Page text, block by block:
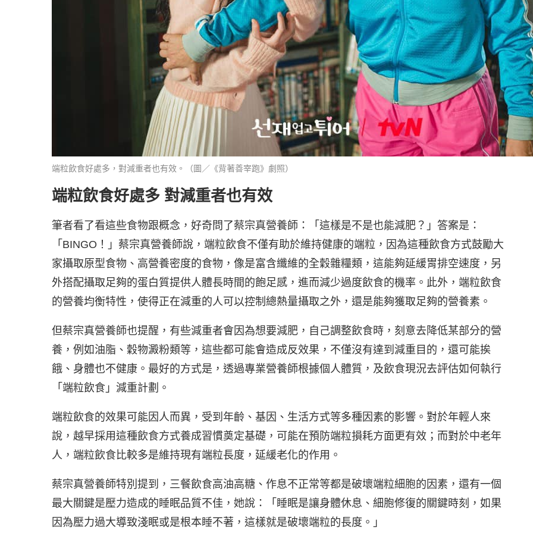
端粒飲食好處多，對減重者也有效。（圖／《背著善宰跑》劇照）
端粒飲食好處多 對減重者也有效
筆者看了看這些食物跟概念，好奇問了蔡宗真營養師：「這樣是不是也能減肥？」答案是：
「BINGO！」蔡宗真營養師說，端粒飲食不僅有助於維持健康的端粒，因為這種飲食方式鼓勵大
家攝取原型食物、高營養密度的食物，像是富含纖維的全穀雜糧類，這能夠延緩胃排空速度，另
外搭配攝取足夠的蛋白質提供人體長時間的飽足感，進而減少過度飲食的機率。此外，端粒飲食
的營養均衡特性，使得正在減重的人可以控制總熱量攝取之外，還是能夠獲取足夠的營養素。
但蔡宗真營養師也提醒，有些減重者會因為想要減肥，自己調整飲食時，刻意去降低某部分的營
養，例如油脂、穀物澱粉類等，這些都可能會造成反效果，不僅沒有達到減重目的，還可能挨
餓、身體也不健康。最好的方式是，透過專業營養師根據個人體質，及飲食現況去評估如何執行
「端粒飲食」減重計劃。
端粒飲食的效果可能因人而異，受到年齡、基因、生活方式等多種因素的影響。對於年輕人來
說，越早採用這種飲食方式養成習慣奠定基礎，可能在預防端粒損耗方面更有效；而對於中老年
人，端粒飲食比較多是維持現有端粒長度，延緩老化的作用。
蔡宗真營養師特別提到，三餐飲食高油高糖、作息不正常等都是破壞端粒細胞的因素，還有一個
最大關鍵是壓力造成的睡眠品質不佳，她說：「睡眠是讓身體休息、細胞修復的關鍵時刻，如果
因為壓力過大導致淺眠或是根本睡不著，這樣就是破壞端粒的長度。」